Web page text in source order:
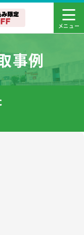
事例